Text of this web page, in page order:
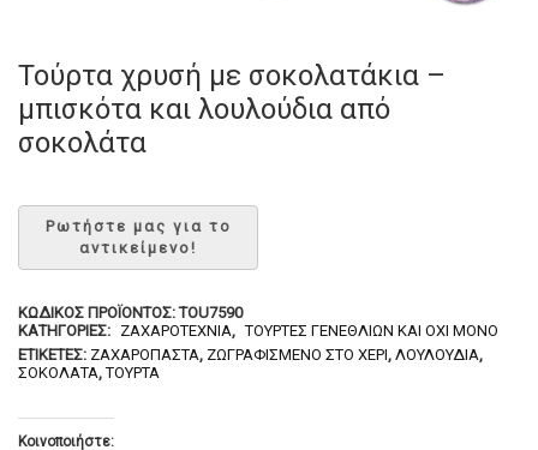
Τούρτα χρυσή με σοκολατάκια –
μπισκότα και λουλούδια από
σοκολάτα
ΚΩΔΙΚΌΣ ΠΡΟΪΌΝΤΟΣ:TOU7590
ΚΑΤΗΓΟΡΊΕΣ: ΖΑΧΑΡΟΤΕΧΝΊΑ, ΤΟΎΡΤΕΣ ΓΕΝΕΘΛΊΩΝ ΚΑΙ ΌΧΙ ΜΌΝΟ
ΕΤΙΚΈΤΕΣ: ΖΑΧΑΡΌΠΑΣΤΑ, ΖΩΓΡΑΦΙΣΜΈΝΟ ΣΤΟ ΧΈΡΙ, ΛΟΥΛΟΎΔΙΑ,
ΣΟΚΟΛΆΤΑ,ΤΟΎΡΤΑ
Κοινοποιήστε: